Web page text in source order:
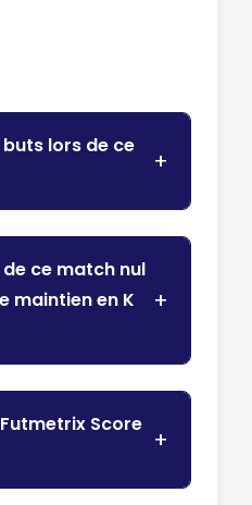
lors de ce
ce match nul
maintien en K
Score